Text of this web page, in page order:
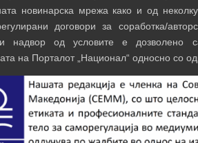
новинарска мрежа како и од
договори за соработка/
надвор од условите е дозволено
на Порталот „Национал“ односно со